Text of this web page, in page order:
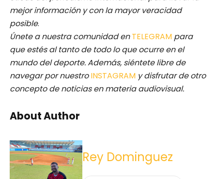
mejor información y con la mayor veracidad
posible.
Únete a nuestra comunidad enTELEGRAM para
que estés al tanto de todo lo que ocurre en el
mundo del deporte. Además, siéntete libre de
navegar por nuestro INSTAGRAM y disfrutar de otro
concepto de noticias en materia audiovisual.
About Author
Rey Dominguez